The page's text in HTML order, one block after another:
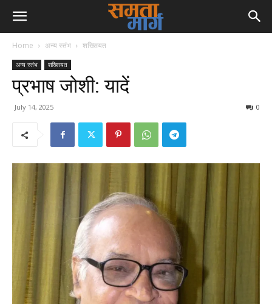
Home अन्य स्तंभ शख्सियत
अन्य स्तंभ शख्सियत
प्रभाष जोशी: यादें
July 14, 2025 0